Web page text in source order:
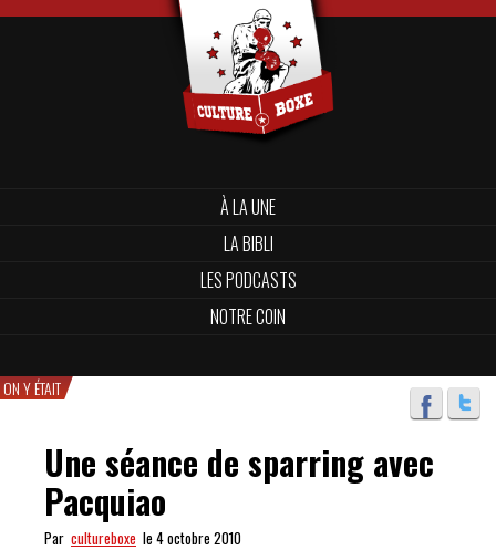
À LA UNE
LA BIBLI
LES PODCASTS
NOTRE COIN
ON Y ÉTAIT
Une séance de sparring avec
Pacquiao
Par cultureboxe le 4 octobre 2010